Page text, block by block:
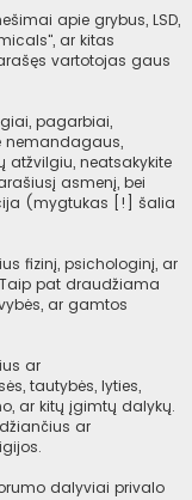
apie grybus, LSD,
ar kitas
vartotojas gaus
pagarbiai,
nemandagaus,
atžvilgiu, neatsakykite
asmenį, bei
(mygtukas [!] šalia
fizinį, psichologinį, ar
pat draudžiama
ar gamtos
ar
tautybės, lyties,
ar kitų įgimtų dalykų.
ar
dalyviai privalo